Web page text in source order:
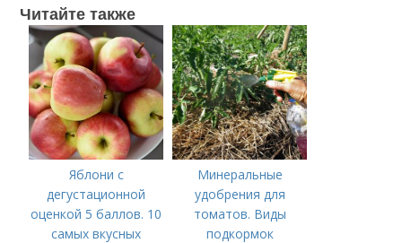
Читайте также
Яблони с
дегустационной
оценкой 5 баллов. 10
самых вкусных
Минеральные
удобрения для
томатов. Виды
подкормок